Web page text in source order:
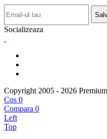
Socializeaza
Copyright 2005 - 2026
Cos 0
Compara 0
Left
Top